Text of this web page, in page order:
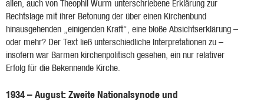
allen, auch von Theophil Wurm unterschriebene Erklärung zur
Rechtslage mit ihrer Betonung der über einen Kirchenbund
hinausgehenden „einigenden Kraft“, eine bloße Absichtserklärung –
oder mehr? Der Text ließ unterschiedliche Interpretationen zu –
insofern war Barmen kirchenpolitisch gesehen, ein nur relativer
Erfolg für die Bekennende Kirche.
1934 – August: Zweite Nationalsynode und